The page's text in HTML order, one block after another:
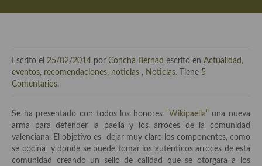
Tiendas especiales
Especias, hierbas, condimentos, espesantes y aditivos
Historia de la gastronomía, platos celebres, cocineros, críticos,
historias culinarias y otras cosas
Escrito el 25/02/2014 por Concha Bernad escrito en Actualidad,
eventos, recomendaciones, noticias , Noticias. Tiene 5
Comentarios.
Se ha presentado con todos los honores “Wikipaella” una nueva
arma para defender la paella y los arroces de la comunidad
valenciana. El objetivo es dejar muy claro los componentes, como
se cocina y donde se puede tomar los auténticos arroces de esta
comunidad creando un sello de calidad que se otorgara a los